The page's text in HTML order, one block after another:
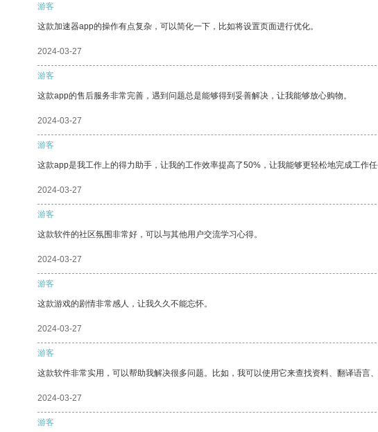
游客
这款加速器app的操作有点复杂，可以简化一下，比如将设置页面进行优化。
2024-03-27
游客
这款app的售后服务非常完善，遇到问题总是能够得到妥善解决，让我能够放心购物。
2024-03-27
游客
这款app是我工作上的得力助手，让我的工作效率提高了50%，让我能够更轻松地完成工作任
2024-03-27
游客
这款软件的社区氛围非常好，可以与其他用户交流学习心得。
2024-03-27
游客
这款游戏的剧情非常感人，让我久久不能忘怀。
2024-03-27
游客
这款软件非常实用，可以帮助我解决很多问题。比如，我可以使用它来查找资料、翻译语言、
2024-03-27
游客